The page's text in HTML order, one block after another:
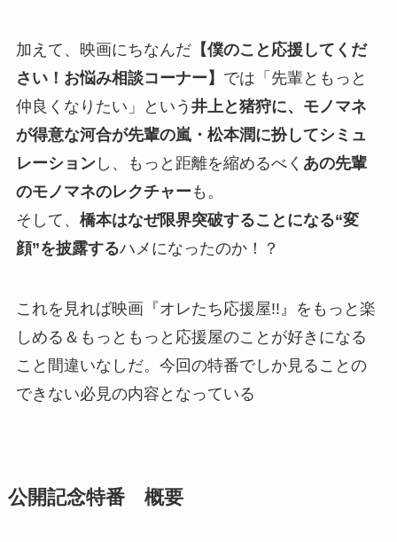
加えて、映画にちなんだ【僕のこと応援してくだ
さい！お悩み相談コーナー】 では「先輩ともっと
仲良くなりたい」という 井上と猪狩に、モノマネ
が得意な河合が先輩の嵐・松本潤に扮してシミュ
レーションし、もっと距離を縮めるべく あの先輩
のモノマネのレクチャー も。
そして、 橋本はなぜ限界突破することになる“変
顔”を披露するハメになったのか！？
これを見れば映画『オレたち応援屋!!』をもっと楽
しめる＆もっともっと応援屋のことが好きになる
こと間違いなしだ。今回の特番でしか見ることの
できない必見の内容となっている
公開記念特番 概要